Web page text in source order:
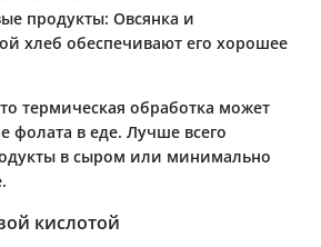
продукты: Овсянка и
хлеб обеспечивают его хорошее
термическая обработка может
фолата в еде. Лучше всего
в сыром или минимально
кислотой